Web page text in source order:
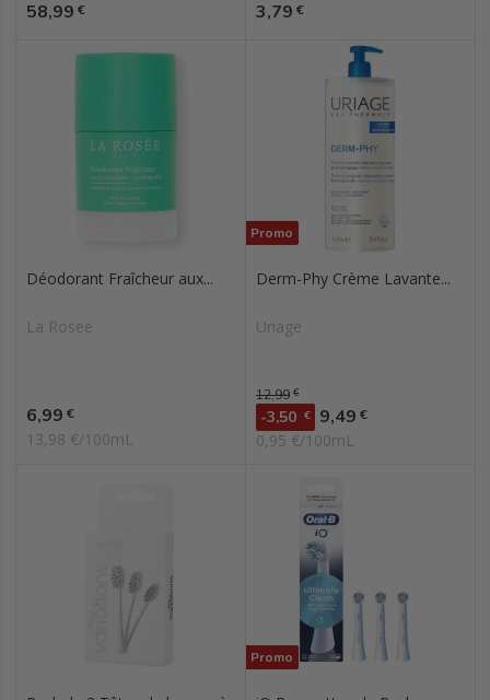
Prix
58,99 € Prix
3,79 €
Déodorant Fraîcheur aux...
La Rosee
Prix
6,99 €
13,98 €/100mL
Promo
Derm-Phy Crème Lavante...
Uriage
Prix de base
12,99 €
-3,50 € Prix
9,49 €
0,95 €/100mL
Promo